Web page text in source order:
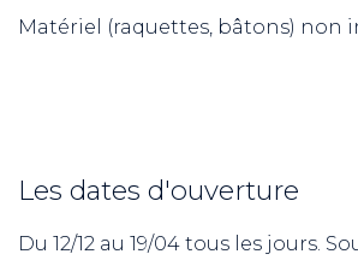
Matériel (raquettes, bâtons) non
Les dates d'ouverture
Du 12/12 au 19/04 tous les jours.